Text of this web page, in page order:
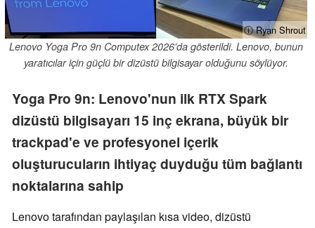
ⓘ Ryan Shrout
Lenovo Yoga Pro 9n Computex 2026'da gösterildi. Lenovo, bunun
yaratıcılar için güçlü bir dizüstü bilgisayar olduğunu söylüyor.
Yoga Pro 9n: Lenovo'nun ilk RTX Spark
dizüstü bilgisayarı 15 inç ekrana, büyük bir
trackpad'e ve profesyonel içerik
oluşturucuların ihtiyaç duyduğu tüm bağlantı
noktalarına sahip
Lenovo tarafından paylaşılan kısa video, dizüstü